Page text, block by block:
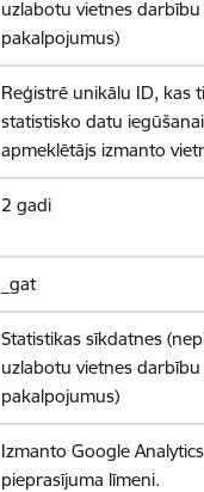
uzlabotu vietnes
pakalpojumus)
Reģistrē unikālu ID, kas
statistisko datu
apmeklētājs izmanto
2 gadi
_gat
Statistikas sīkdatnes
uzlabotu vietnes
pakalpojumus)
Izmanto Google
pieprasījuma līmeni.